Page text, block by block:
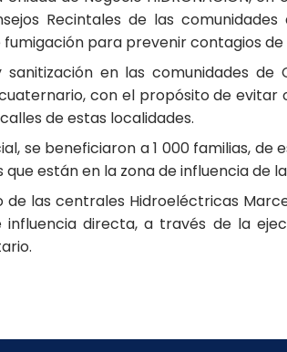
Recintales de las
para prevenir contagios de
en las comunidades de
con el propósito de evitar
de estas localidades.
se beneficiaron a 1 000 familias,
están en la zona de influencia de
de las centrales Hidroeléctricas
directa, a través de la